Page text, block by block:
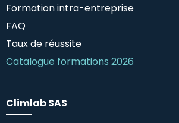
Formation intra-entreprise
FAQ
Taux de réussite
Catalogue formations 2026
Climlab SAS